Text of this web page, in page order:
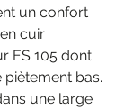
un confort
cuir
ES 105 dont
bas.
une large